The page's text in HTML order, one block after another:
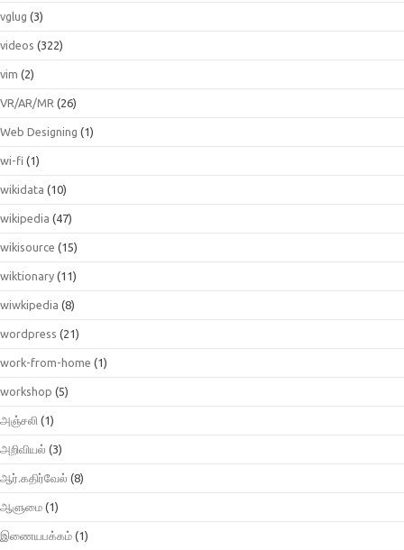
vglug (3)
videos (322)
vim (2)
VR/AR/MR (26)
Web Designing (1)
wi-fi (1)
wikidata (10)
wikipedia (47)
wikisource (15)
wiktionary (11)
wiwkipedia (8)
wordpress (21)
work-from-home (1)
workshop (5)
அஞ்சலி (1)
அறிவியல் (3)
ஆர்.கதிர்வேல் (8)
ஆளுமை (1)
இணையபக்கம் (1)